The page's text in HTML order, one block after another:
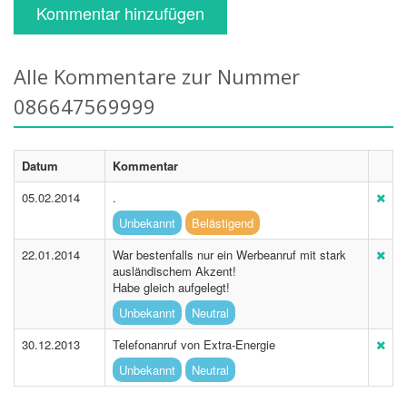
Kommentar hinzufügen
Alle Kommentare zur Nummer
086647569999
Datum
Kommentar
05.02.2014
.
Unbekannt
Belästigend
22.01.2014
War bestenfalls nur ein Werbeanruf mit stark
ausländischem Akzent!
Habe gleich aufgelegt!
Unbekannt
Neutral
30.12.2013
Telefonanruf von Extra-Energie
Unbekannt
Neutral